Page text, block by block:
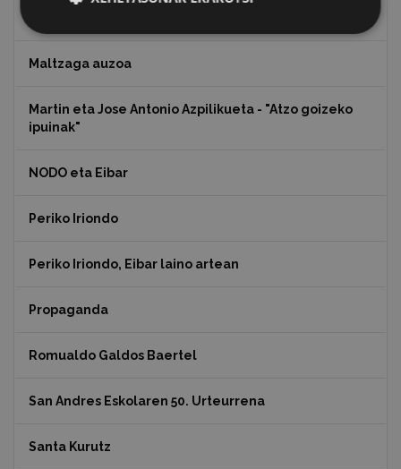
Maltzaga auzoa
Martin eta Jose Antonio Azpilikueta - "Atzo goizeko
ipuinak"
NODO eta Eibar
Periko Iriondo
Periko Iriondo, Eibar laino artean
Propaganda
Romualdo Galdos Baertel
San Andres Eskolaren 50. Urteurrena
Santa Kurutz